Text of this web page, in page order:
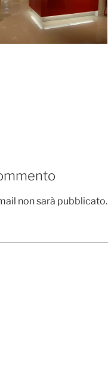
non sarà pubblicato.